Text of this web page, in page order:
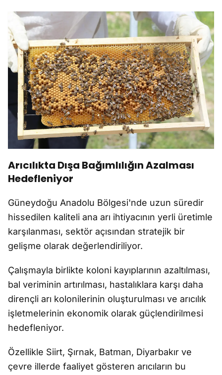
Arıcılıkta Dışa Bağımlılığın Azalması
Hedefleniyor
Güneydoğu Anadolu Bölgesi'nde uzun süredir
hissedilen kaliteli ana arı ihtiyacının yerli üretimle
karşılanması, sektör açısından stratejik bir
gelişme olarak değerlendiriliyor.
Çalışmayla birlikte koloni kayıplarının azaltılması,
bal veriminin artırılması, hastalıklara karşı daha
dirençli arı kolonilerinin oluşturulması ve arıcılık
işletmelerinin ekonomik olarak güçlendirilmesi
hedefleniyor.
Özellikle Siirt, Şırnak, Batman, Diyarbakır ve
çevre illerde faaliyet gösteren arıcıların bu